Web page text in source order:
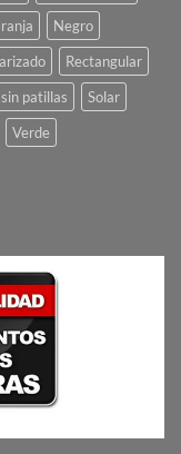
Negro
Rectangular
sin patillas
Solar
Verde